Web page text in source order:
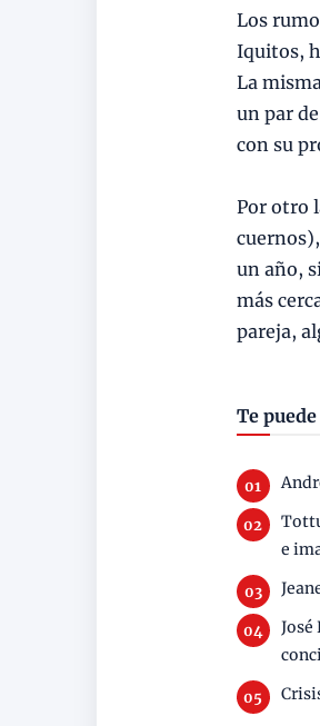
Los
Iquitos,
La
un par
con su
Por otro
un año,
más
pareja,
Te
e